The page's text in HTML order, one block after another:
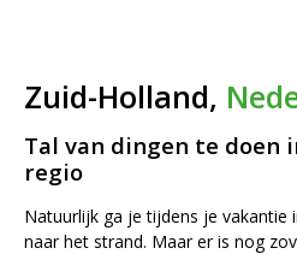
Zuid-Holland,
Tal van dingen te doen
regio
Natuurlijk ga je tijdens je vakantie
naar het strand. Maar er is nog